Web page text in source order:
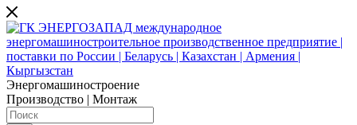
Энергомашиностроение
Производство | Монтаж